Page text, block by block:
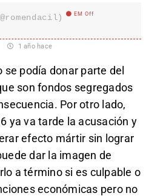
EM Off
1 año hace
se podía donar parte del
son fondos segregados
Por otro lado,
ya va tarde la acusación y
efecto mártir sin lograr
dar la imagen de
a término si es culpable o
económicas pero no